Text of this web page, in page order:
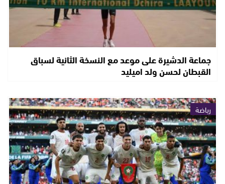
جماعة الدشيرة على موعد مع النسخة الثانية لسباق
القبطان لحسن ولد اميليد
رياضة